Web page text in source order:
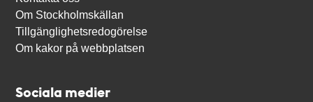
Om Stockholmskällan
Tillgänglighetsredogörelse
Om kakor på webbplatsen
Sociala medier